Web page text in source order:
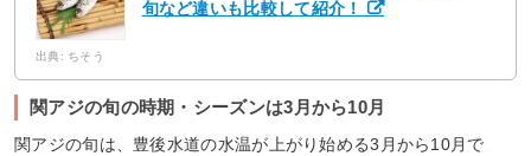
旬など違いも比較して紹介！
出典: ちそう
関アジの旬の時期・シーズンは3月から10月
関アジの旬は、豊後水道の水温が上がり始める3月から10月で